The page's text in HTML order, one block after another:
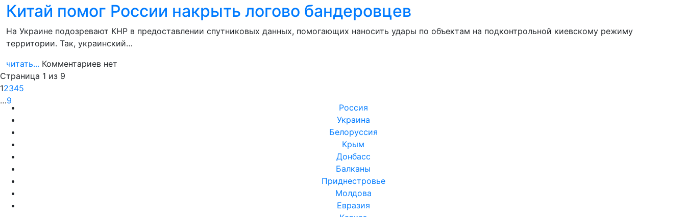
Китай помог России накрыть логово бандеровцев
На Украине подозревают КНР в предоставлении спутниковых данных, помогающих наносить удары по объектам на подконтрольной киевскому режиму
территории. Так, украинский…
читать... Комментариев нет
Страница 1 из 9
12345
…9
Россия
Украина
Белоруссия
Крым
Донбасс
Балканы
Приднестровье
Молдова
Евразия